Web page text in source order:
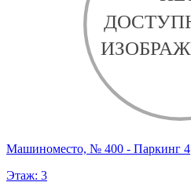
Машиноместо, № 400 - Паркинг 4
Этаж: 3